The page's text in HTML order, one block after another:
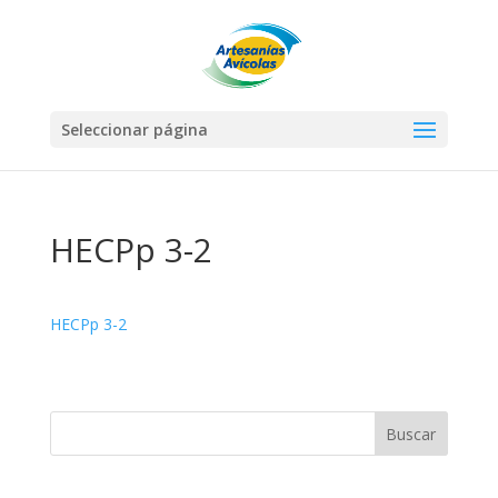
Seleccionar página
HECPp 3-2
HECPp 3-2